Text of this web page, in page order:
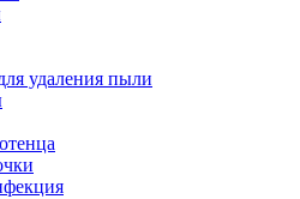
удаления пыли